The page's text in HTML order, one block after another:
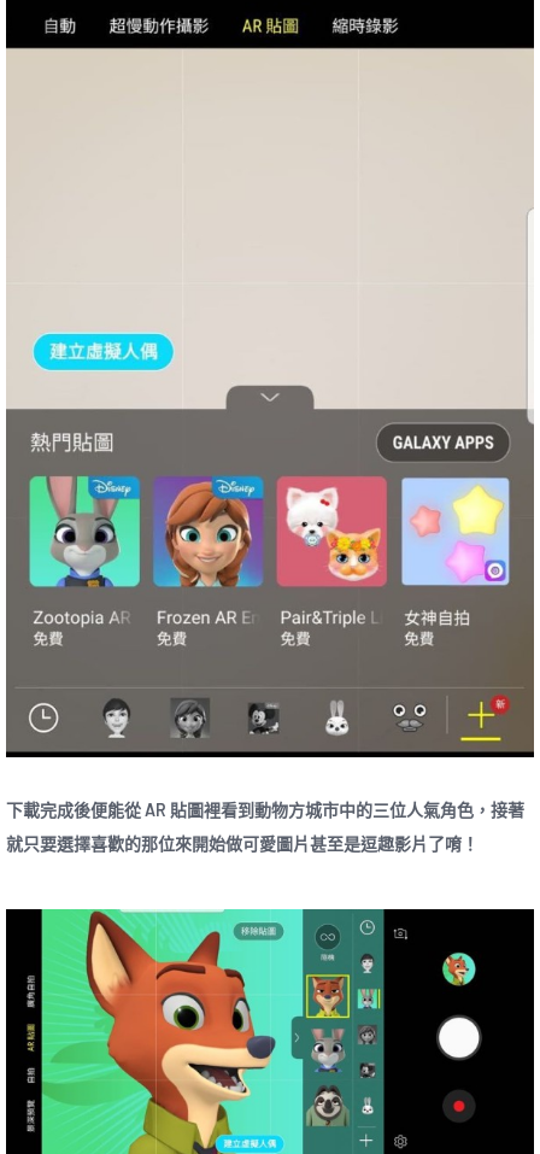
下載完成後便能從 AR 貼圖裡看到動物方城市中的三位人氣角色，接著
就只要選擇喜歡的那位來開始做可愛圖片甚至是逗趣影片了唷！